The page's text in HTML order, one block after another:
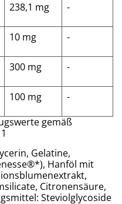
238,1 mg -
10 mg -
300 mg -
100 mg
-
gemäß
Gelatine,
Hanföl mit
Citronensäure,
Steviolglycoside